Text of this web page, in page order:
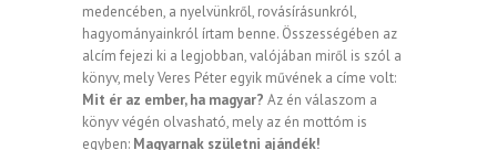
medencében, a nyelvünkről, rovásírásunkról,
hagyományainkról írtam benne. Összességében az
alcím fejezi ki a legjobban, valójában miről is szól a
könyv, mely Veres Péter egyik művének a címe volt:
Mit ér az ember, ha magyar? Az én válaszom a
könyv végén olvasható, mely az én mottóm is
egyben: Magyarnak születni ajándék!